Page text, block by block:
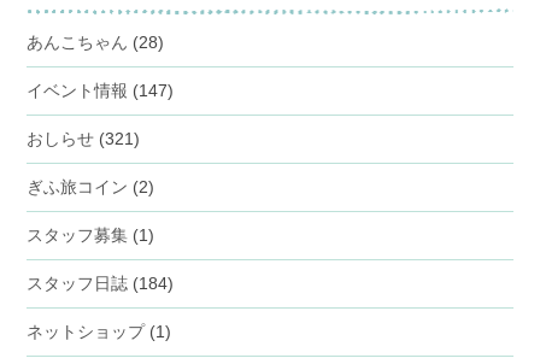
あんこちゃん (28)
イベント情報 (147)
おしらせ (321)
ぎふ旅コイン (2)
スタッフ募集 (1)
スタッフ日誌 (184)
ネットショップ (1)